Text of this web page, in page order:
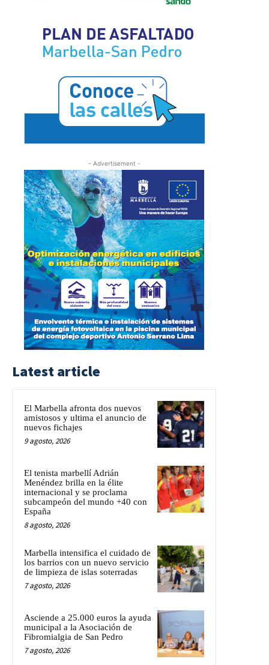
- Advertisement -
Latest article
El Marbella afronta dos nuevos
amistosos y ultima el anuncio de
nuevos fichajes
9 agosto, 2026
El tenista marbellí Adrián
Menéndez brilla en la élite
internacional y se proclama
subcampeón del mundo +40 con
España
8 agosto, 2026
Marbella intensifica el cuidado de
los barrios con un nuevo servicio
de limpieza de islas soterradas
7 agosto, 2026
Asciende a 25.000 euros la ayuda
municipal a la Asociación de
Fibromialgia de San Pedro
7 agosto, 2026